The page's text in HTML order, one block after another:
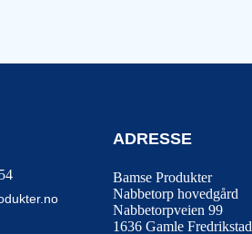
ADRESSE
Bamse Produkter
Nabbetorp hovedgård
Nabbetorpveien 99
1636 Gamle Fredrikstad